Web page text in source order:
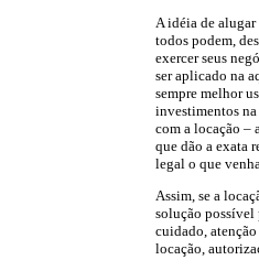
A idéia de alugar
todos podem,
exercer seus
ser aplicado na
sempre melhor
investimentos na
com a locação –
que dão a exata
legal o que
Assim, se a
solução possível
cuidado,
locação,